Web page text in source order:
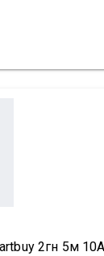
2гн 5м